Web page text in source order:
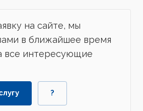
на сайте, мы
в ближайшее время
все интересующие
?